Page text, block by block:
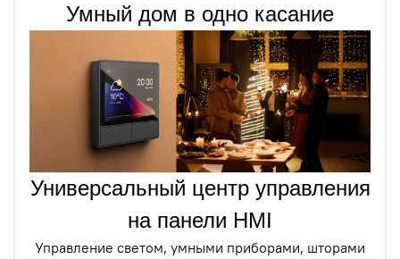
Умный дом в одно касание
Универсальный центр управления
на панели HMI
Управление светом, умными приборами, шторами